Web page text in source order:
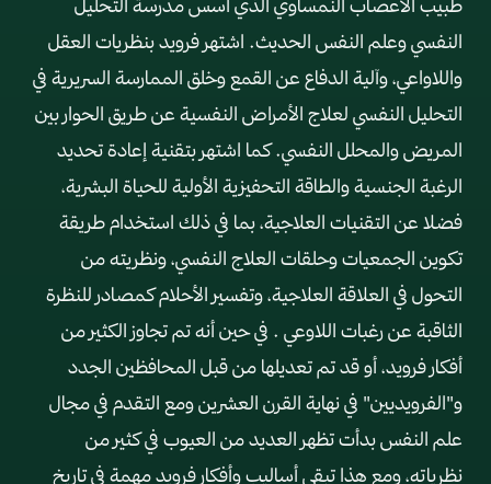
طبيب الأعصاب النمساوي الذي أسس مدرسة التحليل
النفسي وعلم النفس الحديث. اشتهر فرويد بنظريات العقل
واللاواعي، وآلية الدفاع عن القمع وخلق الممارسة السريرية في
التحليل النفسي لعلاج الأمراض النفسية عن طريق الحوار بين
المريض والمحلل النفسي. كما اشتهر بتقنية إعادة تحديد
الرغبة الجنسية والطاقة التحفيزية الأولية للحياة البشرية،
فضلا عن التقنيات العلاجية، بما في ذلك استخدام طريقة
تكوين الجمعيات وحلقات العلاج النفسي، ونظريته من
التحول في العلاقة العلاجية، وتفسير الأحلام كمصادر للنظرة
الثاقبة عن رغبات اللاوعي . في حين أنه تم تجاوز الكثير من
أفكار فرويد، أو قد تم تعديلها من قبل المحافظين الجدد
و"الفرويديين" في نهاية القرن العشرين ومع التقدم في مجال
علم النفس بدأت تظهر العديد من العيوب في كثير من
نظرياته، ومع هذا تبقى أساليب وأفكار فرويد مهمة في تاريخ